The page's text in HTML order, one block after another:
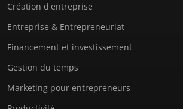
Création d'entreprise
Entreprise & Entrepreneuriat
Financement et investissement
Gestion du temps
Marketing pour entrepreneurs